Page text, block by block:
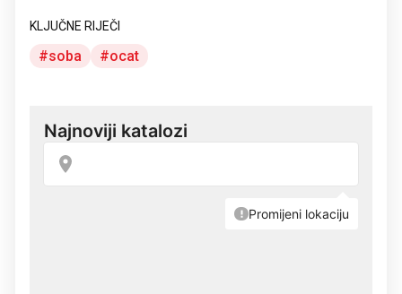
KLJUČNE RIJEČI
soba ocat